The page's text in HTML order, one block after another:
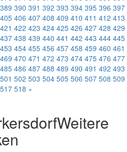
389 390 391 392 393 394 395 396 397
405 406 407 408 409 410 411 412 413
421 422 423 424 425 426 427 428 429
437 438 439 440 441 442 443 444 445
453 454 455 456 457 458 459 460 461
469 470 471 472 473 474 475 476 477
485 486 487 488 489 490 491 492 493
501 502 503 504 505 506 507 508 509
517 518 »
Weitere